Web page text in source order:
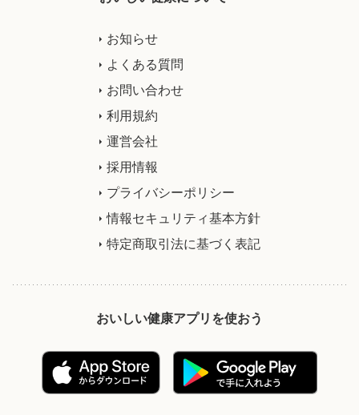
お知らせ
よくある質問
お問い合わせ
利用規約
運営会社
採用情報
プライバシーポリシー
情報セキュリティ基本方針
特定商取引法に基づく表記
おいしい健康アプリを使おう